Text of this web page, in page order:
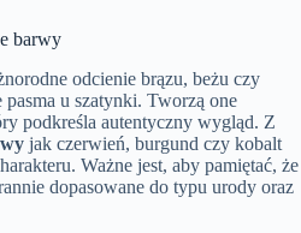
barwy
odcienie brązu, beżu czy
u szatynki. Tworzą one
podkreśla autentyczny wygląd. Z
jak czerwień, burgund czy kobalt
Ważne jest, aby pamiętać, że
dopasowane do typu urody oraz